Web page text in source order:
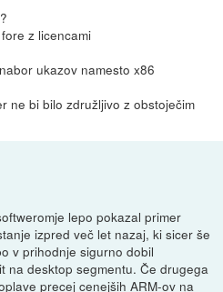
z licencami
ukazov namesto x86
ne bi bilo združljivo z obstoječim
lepo pokazal primer
izpred več let nazaj, ki sicer še
v prihodnje sigurno dobil
na desktop segmentu. Če drugega
precej cenejših ARM-ov na